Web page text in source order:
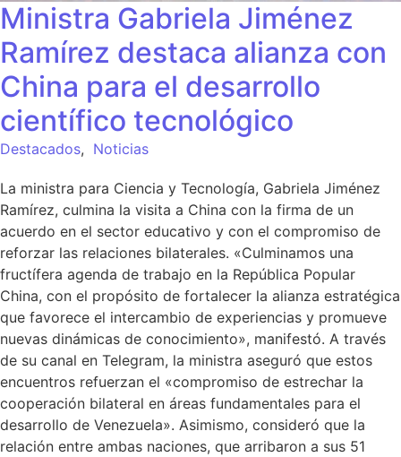
Ministra Gabriela Jiménez
Ramírez destaca alianza con
China para el desarrollo
científico tecnológico
Destacados, Noticias
La ministra para Ciencia y Tecnología, Gabriela Jiménez
Ramírez, culmina la visita a China con la firma de un
acuerdo en el sector educativo y con el compromiso de
reforzar las relaciones bilaterales. «Culminamos una
fructífera agenda de trabajo en la República Popular
China, con el propósito de fortalecer la alianza estratégica
que favorece el intercambio de experiencias y promueve
nuevas dinámicas de conocimiento», manifestó. A través
de su canal en Telegram, la ministra aseguró que estos
encuentros refuerzan el «compromiso de estrechar la
cooperación bilateral en áreas fundamentales para el
desarrollo de Venezuela». Asimismo, consideró que la
relación entre ambas naciones, que arribaron a sus 51